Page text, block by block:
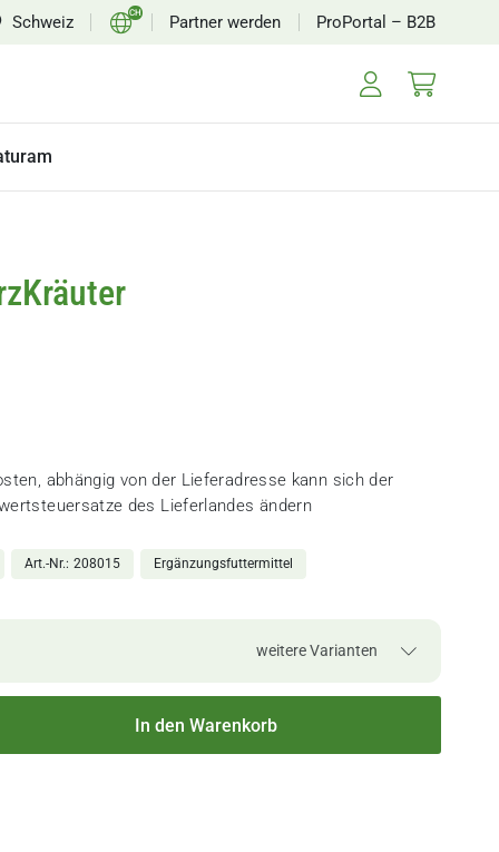
Schweiz CH Partner werden ProPortal – B2B
, abhängig von der Lieferadresse kann sich der
des Lieferlandes ändern
Art.-Nr. 208015 Ergänzungsfuttermittel
weitere Varianten
verfügbar
26,55 CHF / Kilogramm
In den Warenkorb